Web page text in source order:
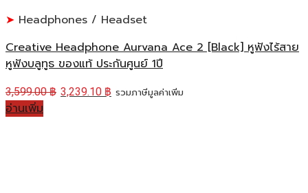
Headphones / Headset
Creative Headphone Aurvana Ace 2 [Black] หูฟังไร้สาย
หูฟังบลูทูธ ของแท้ ประกันศูนย์ 1ปี
3,599.00฿ 3,239.10 ฿ รวมภาษีมูลค่าเพิ่ม
อ่านเพิ่ม